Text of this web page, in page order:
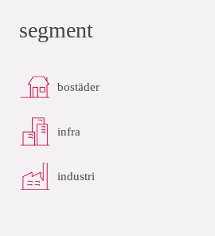
segment
bostäder
infra
industri